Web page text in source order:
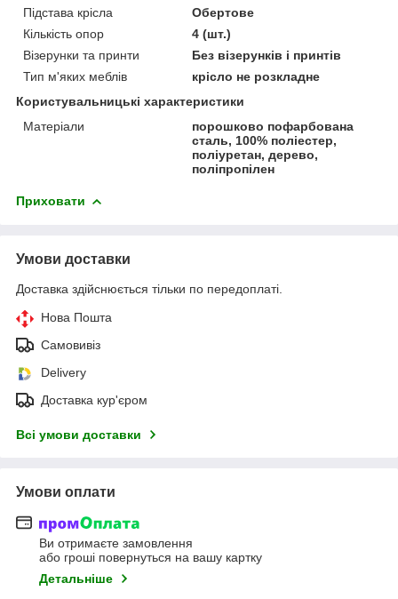
Підстава крісла
Обертове
Кількість опор
4 (шт.)
Візерунки та принти
Без візерунків і принтів
Тип м'яких меблів
крісло не розкладне
Користувальницькі характеристики
Матеріали
порошково пофарбована
сталь, 100% поліестер,
поліуретан, дерево,
поліпропілен
Приховати
Умови доставки
Доставка здійснюється тільки по передоплаті.
Нова Пошта
Самовивіз
Delivery
Доставка кур'єром
Всі умови доставки
Умови оплати
Ви отримаєте замовлення
або гроші повернуться на вашу картку
Детальніше